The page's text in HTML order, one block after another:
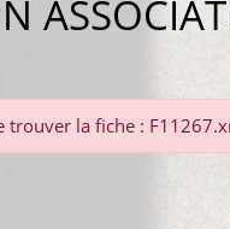
trouver la fiche :